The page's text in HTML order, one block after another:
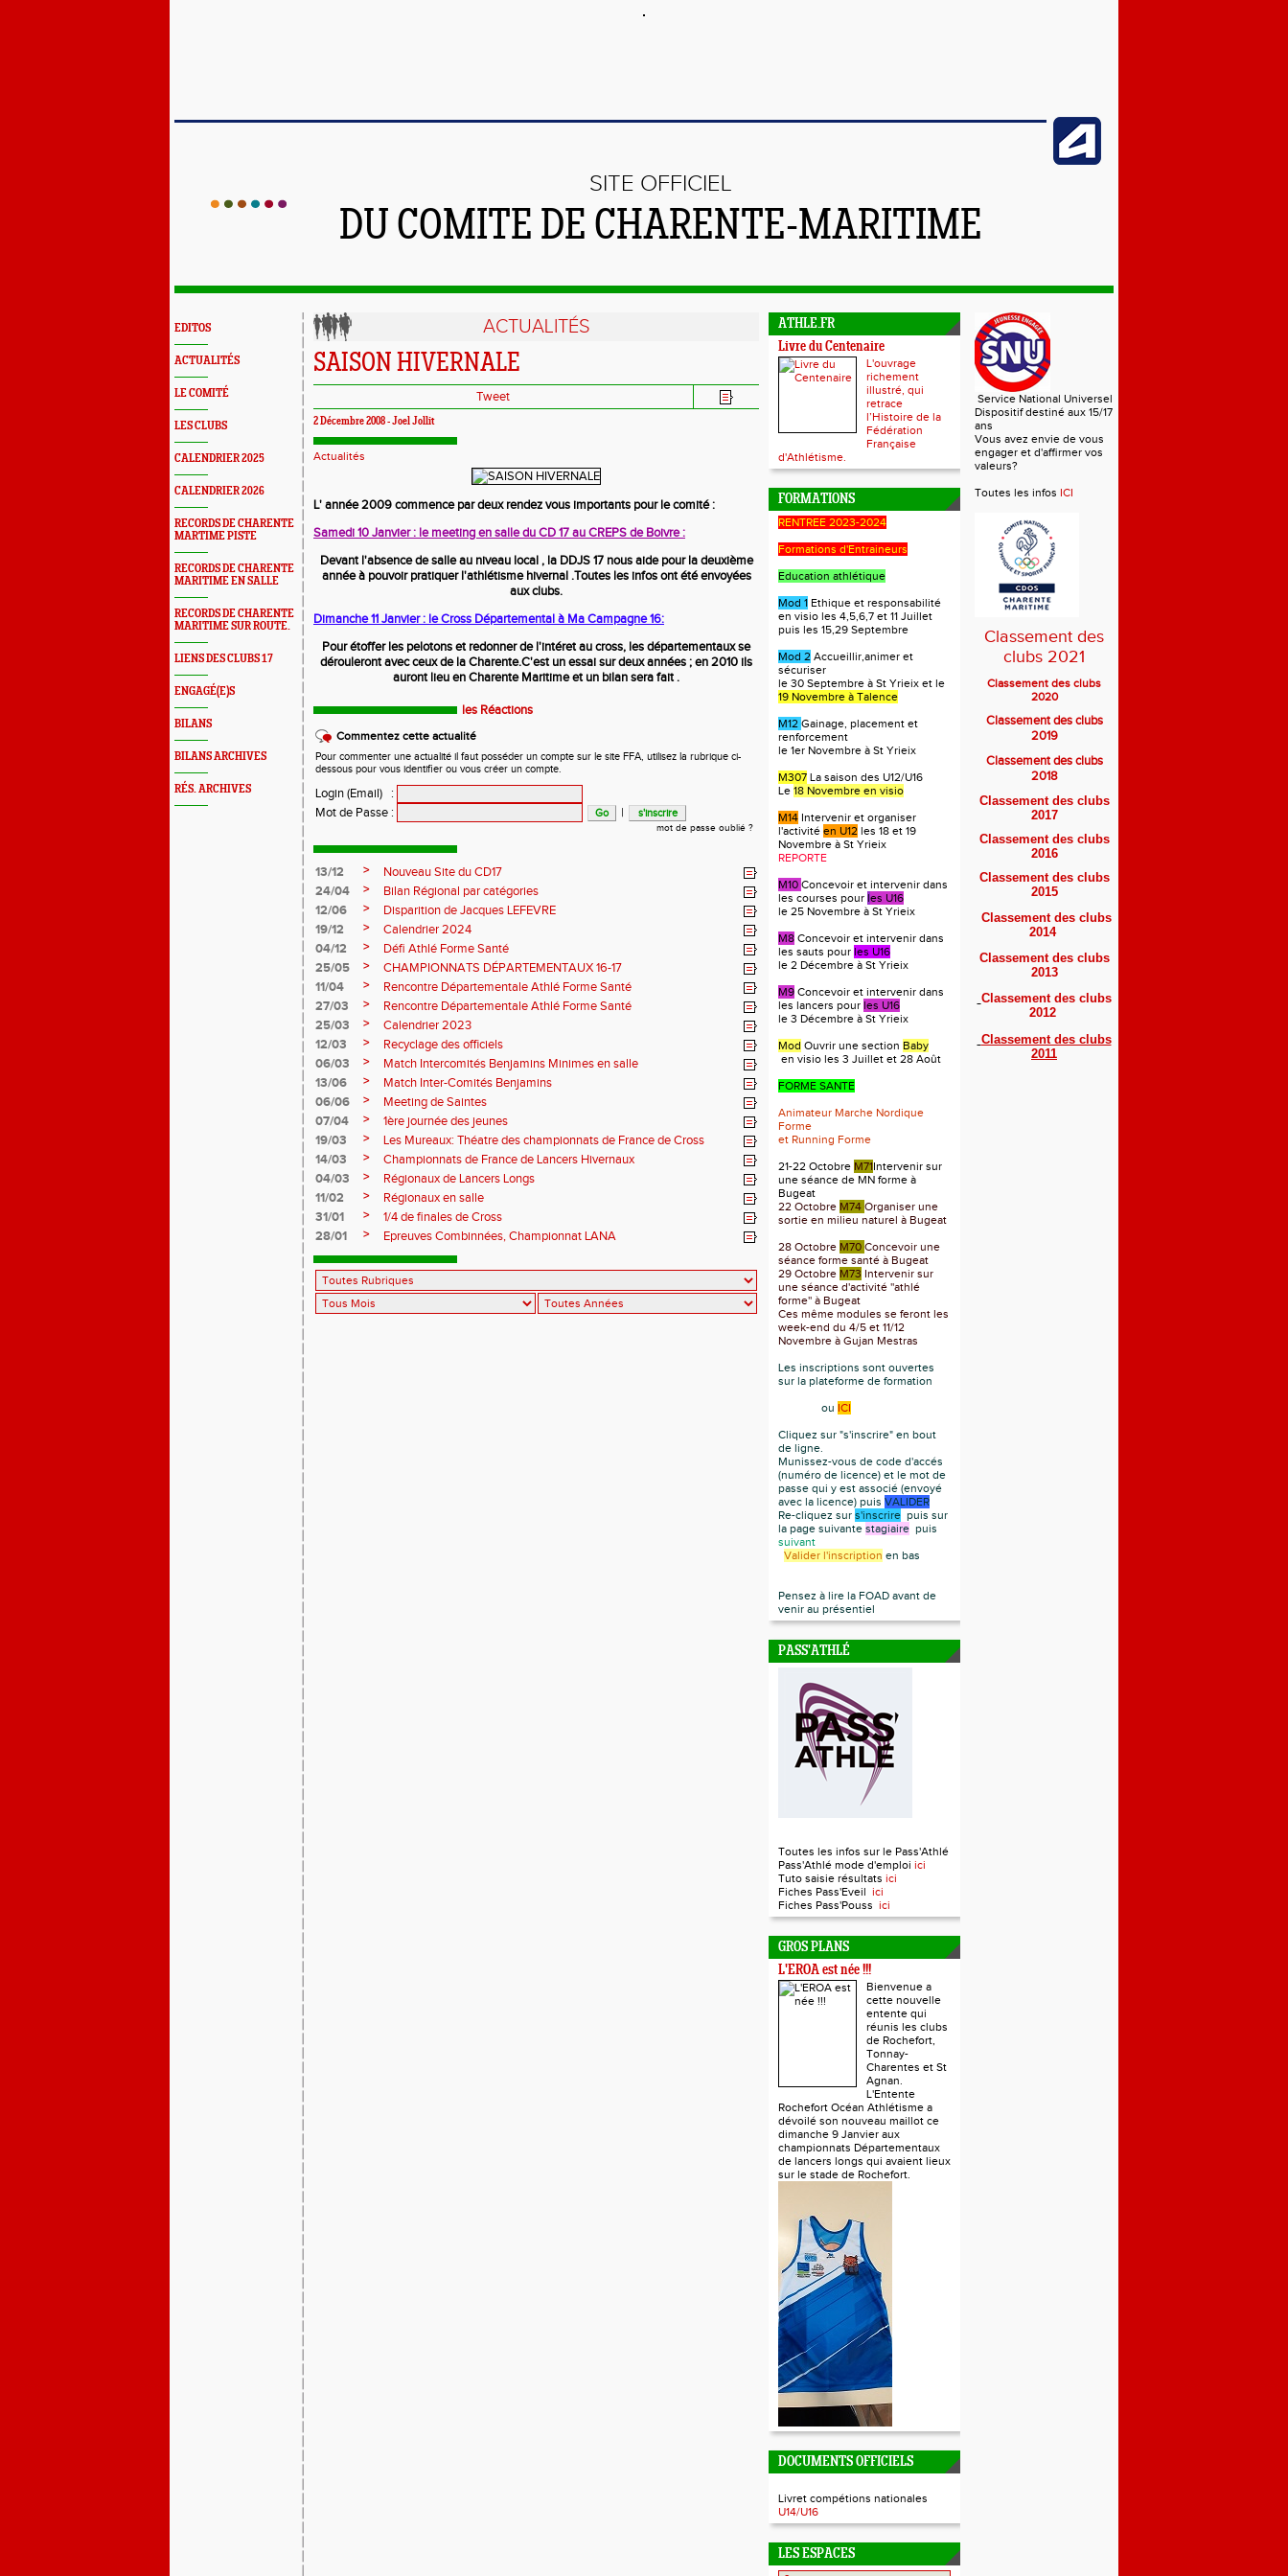
SITE OFFICIEL
DU COMITE DE CHARENTE-MARITIME
EDITOS
ACTUALITÉS
LE COMITÉ
LES CLUBS
CALENDRIER 2025
CALENDRIER 2026
RECORDS DE CHARENTE
MARTIME PISTE
RECORDS DE CHARENTE
MARITIME EN SALLE
RECORDS DE CHARENTE
MARITIME SUR ROUTE.
LIENS DES CLUBS 17
ENGAGÉ(E)S
BILANS
BILANS ARCHIVES
RÉS. ARCHIVES
ACTUALITÉS
SAISON HIVERNALE
Tweet
2 Décembre 2008 -Joel Jollit
Actualités
L' année 2009 commence par deux rendez vous importants pour le comité :
Samedi 10 Janvier : le meeting en salle du CD 17 au CREPS de Boivre :
Devant l'absence de salle au niveau local , la DDJS 17 nous aide pour la deuxième
année à pouvoir pratiquer l'athlétisme hivernal .Toutes les infos ont été envoyées
aux clubs.
Dimanche 11 Janvier : le Cross Départemental à Ma Campagne 16:
Pour étoffer les pelotons et redonner de l'intéret au cross, les départementaux se
dérouleront avec ceux de la Charente.C'est un essai sur deux années ; en 2010 ils
auront lieu en Charente Maritime et un bilan sera fait .
les Réactions
Commentez cette actualité
Pour commenter une actualité il faut posséder un compte sur le site FFA, utilisez la rubrique ci-
dessous pour vous identifier ou vous créer un compte.
Login (Email)
:
Mot de Passe : |
mot de passe oublié ?
13/12 >
Nouveau Site du CD17
24/04
>
Bilan Régional par catégories
12/06
>
Disparition de Jacques LEFEVRE
19/12
>
Calendrier 2024
04/12
>
Défi Athlé Forme Santé
25/05
>
CHAMPIONNATS DÉPARTEMENTAUX 16-17
11/04
>
Rencontre Départementale Athlé Forme Santé
27/03
>
Rencontre Départementale Athlé Forme Santé
25/03
>
Calendrier 2023
12/03
>
Recyclage des officiels
06/03
>
Match Intercomités Benjamins Minimes en salle
13/06
>
Match Inter-Comités Benjamins
06/06
>
Meeting de Saintes
07/04
>
1ère journée des jeunes
19/03
>
Les Mureaux: Théatre des championnats de France de Cross
14/03
>
Championnats de France de Lancers Hivernaux
04/03
>
Régionaux de Lancers Longs
11/02
>
Régionaux en salle
31/01
>
1/4 de finales de Cross
28/01
> Epreuves Combinnées, Championnat LANA
ATHLE.FR
Livre du Centenaire
L'ouvrage
richement
illustré, qui
retrace
l’Histoire de la
Fédération
Française
d'Athlétisme.
FORMATIONS
RENTREE 2023-2024
Formations d'Entraineurs
Education athlétique
Mod 1 Ethique et responsabilité
en visio les 4,5,6,7 et 11 Juillet
puis les 15,29 Septembre
Mod 2 Accueillir,animer et
sécuriser
le 30 Septembre à St Yrieix et le
19 Novembre à Talence
M12 Gainage, placement et
renforcement
le 1er Novembre à St Yrieix
M307 La saison des U12/U16
Le 18 Novembre en visio
M14 Intervenir et organiser
l'activité en U12 les 18 et 19
Novembre à St Yrieix
REPORTE
M10 Concevoir et intervenir dans
les courses pour les U16
le 25 Novembre à St Yrieix
M8 Concevoir et intervenir dans
les sauts pour les U16
le 2 Décembre à St Yrieix
M9 Concevoir et intervenir dans
les lancers pour les U16
le 3 Décembre à St Yrieix
Mod Ouvrir une section Baby
en visio les 3 Juillet et 28 Août
FORME SANTE
Animateur Marche Nordique
Forme
et Running Forme
21-22 Octobre M71Intervenir sur
une séance de MN forme à
Bugeat
22 Octobre M74 Organiser une
sortie en milieu naturel à Bugeat
28 Octobre M70 Concevoir une
séance forme santé à Bugeat
29 Octobre M73 Intervenir sur
une séance d'activité ''athlé
forme'' à Bugeat
Ces même modules se feront les
week-end du 4/5 et 11/12
Novembre à Gujan Mestras
Les inscriptions sont ouvertes
sur la plateforme de formation
ou ICI
Cliquez sur "s'inscrire" en bout
de ligne.
Munissez-vous de code d'accés
(numéro de licence) et le mot de
passe qui y est associé (envoyé
avec la licence) puis VALIDER
Re-cliquez sur s'inscrire puis sur
la page suivante stagiaire puis
suivant
Valider l'inscription en bas
Pensez à lire la FOAD avant de
venir au présentiel
PASS'ATHLÉ
Toutes les infos sur le Pass'Athlé
Pass'Athlé mode d'emploi ici
Tuto saisie résultats ici
Fiches Pass'Eveil ici
Fiches Pass'Pouss ici
GROS PLANS
L'EROA est née !!!
Bienvenue a
cette nouvelle
entente qui
réunis les clubs
de Rochefort,
Tonnay-
Charentes et St
Agnan.
L'Entente
Rochefort Océan Athlétisme a
dévoilé son nouveau maillot ce
dimanche 9 Janvier aux
championnats Départementaux
de lancers longs qui avaient lieux
sur le stade de Rochefort.
DOCUMENTS OFFICIELS
Livret compétions nationales
U14/U16
LES ESPACES
Service National Universel
Dispositif destiné aux 15/17
ans
Vous avez envie de vous
engager et d'affirmer vos
valeurs?
Toutes les infos ICI
Classement des
clubs 2021
Classement des clubs
2020
Classement des clubs
2019
Classement des clubs
2018
Classement des clubs
2017
Classement des clubs
2016
Classement des clubs
2015
Classement des clubs
2014
Classement des clubs
2013
Classement des clubs
2012
Classement des clubs
2011